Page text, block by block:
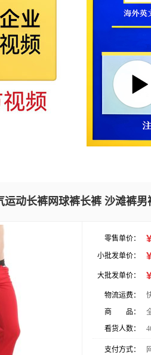
运动长裤网球裤长裤 沙滩裤男
零售单价：
小批发单价：
大批发单价：
物流运费：
商 品：
看货人数：
支付方式：